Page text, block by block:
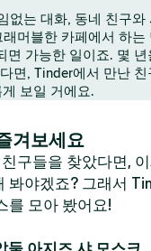
없는 대화, 동네 친구와
머블한 카페에서 하는
면 가능한 일이죠. 몇
면, Tinder에서 만난
보일 거에요.
겨보세요
구들을 찾았다면,
봐야겠죠? 그래서
를 모아 봤어요!